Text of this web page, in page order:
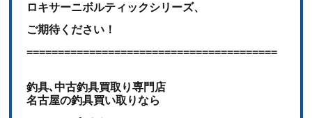
ロキサーニボルティックシリーズ、
ご期待ください！
========================================
釣具､中古釣具買取り専門店
名古屋の釣具買い取りなら